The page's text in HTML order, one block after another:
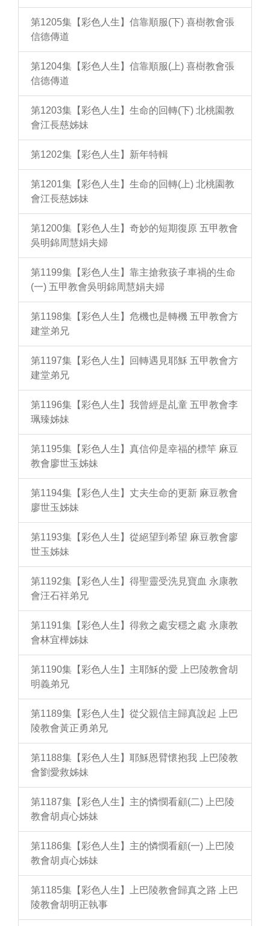
第1205集【彩色人生】信靠順服(下) 喜樹教會張
信德傳道
第1204集【彩色人生】信靠順服(上) 喜樹教會張
信德傳道
第1203集【彩色人生】生命的回轉(下) 北桃園教
會江長慈姊妹
第1202集【彩色人生】新年特輯
第1201集【彩色人生】生命的回轉(上) 北桃園教
會江長慈姊妹
第1200集【彩色人生】奇妙的短期復原 五甲教會
吳明錦周慧娟夫婦
第1199集【彩色人生】靠主搶救孩子車禍的生命
(一) 五甲教會吳明錦周慧娟夫婦
第1198集【彩色人生】危機也是轉機 五甲教會方
建堂弟兄
第1197集【彩色人生】回轉遇見耶穌 五甲教會方
建堂弟兄
第1196集【彩色人生】我曾經是乩童 五甲教會李
珮臻姊妹
第1195集【彩色人生】真信仰是幸福的標竿 麻豆
教會廖世玉姊妹
第1194集【彩色人生】丈夫生命的更新 麻豆教會
廖世玉姊妹
第1193集【彩色人生】從絕望到希望 麻豆教會廖
世玉姊妹
第1192集【彩色人生】得聖靈受洗見寶血 永康教
會汪石祥弟兄
第1191集【彩色人生】得救之處安穩之處 永康教
會林宜樺姊妹
第1190集【彩色人生】主耶穌的愛 上巴陵教會胡
明義弟兄
第1189集【彩色人生】從父親信主歸真說起 上巴
陵教會黃正勇弟兄
第1188集【彩色人生】耶穌恩臂懷抱我 上巴陵教
會劉愛救姊妹
第1187集【彩色人生】主的憐憫看顧(二) 上巴陵
教會胡貞心姊妹
第1186集【彩色人生】主的憐憫看顧(一) 上巴陵
教會胡貞心姊妹
第1185集【彩色人生】上巴陵教會歸真之路 上巴
陵教會胡明正執事